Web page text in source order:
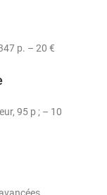
p. – 20 €
95 p ; – 10